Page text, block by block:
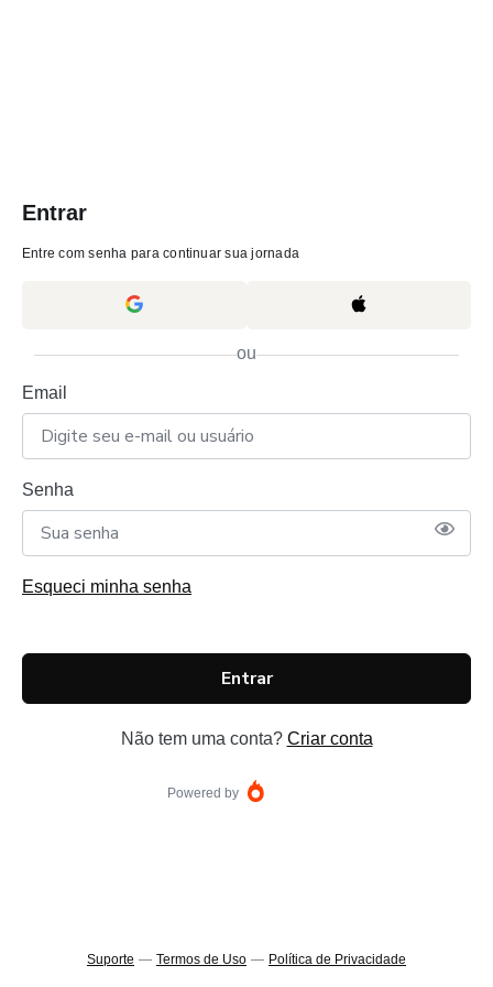
Entrar
Entre com senha para continuar sua jornada
ou
Email
Senha
Esqueci minha senha
Entrar
Não tem uma conta? Criar conta
Powered by
Suporte — Termos de Uso — Política de Privacidade